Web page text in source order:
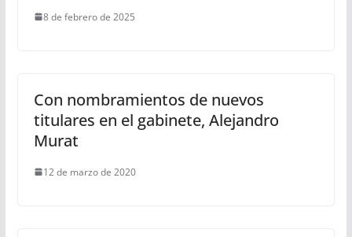
8 de febrero de 2025
Con nombramientos de nuevos
titulares en el gabinete, Alejandro
Murat
12 de marzo de 2020